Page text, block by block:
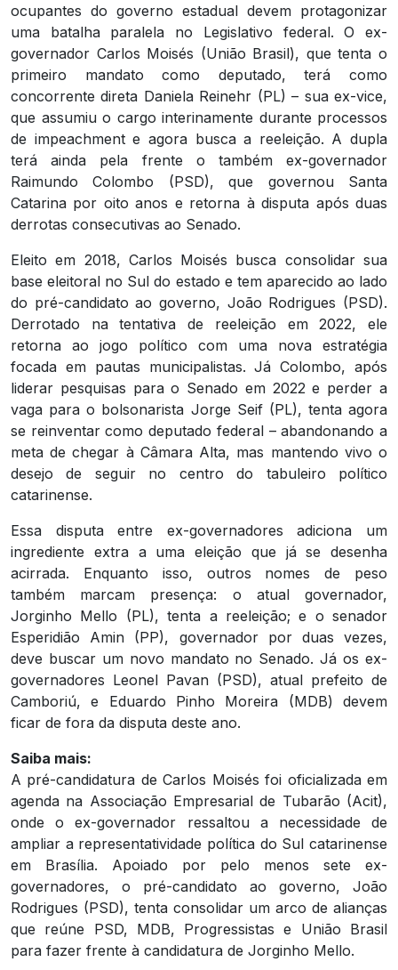
ocupantes do governo estadual devem protagonizar
uma batalha paralela no Legislativo federal. O ex-
governador Carlos Moisés (União Brasil), que tenta o
primeiro mandato como deputado, terá como
concorrente direta Daniela Reinehr (PL) – sua ex-vice,
que assumiu o cargo interinamente durante processos
de impeachment e agora busca a reeleição. A dupla
terá ainda pela frente o também ex-governador
Raimundo Colombo (PSD), que governou Santa
Catarina por oito anos e retorna à disputa após duas
derrotas consecutivas ao Senado.
Eleito em 2018, Carlos Moisés busca consolidar sua
base eleitoral no Sul do estado e tem aparecido ao lado
do pré-candidato ao governo, João Rodrigues (PSD).
Derrotado na tentativa de reeleição em 2022, ele
retorna ao jogo político com uma nova estratégia
focada em pautas municipalistas. Já Colombo, após
liderar pesquisas para o Senado em 2022 e perder a
vaga para o bolsonarista Jorge Seif (PL), tenta agora
se reinventar como deputado federal – abandonando a
meta de chegar à Câmara Alta, mas mantendo vivo o
desejo de seguir no centro do tabuleiro político
catarinense.
Essa disputa entre ex-governadores adiciona um
ingrediente extra a uma eleição que já se desenha
acirrada. Enquanto isso, outros nomes de peso
também marcam presença: o atual governador,
Jorginho Mello (PL), tenta a reeleição; e o senador
Esperidião Amin (PP), governador por duas vezes,
deve buscar um novo mandato no Senado. Já os ex-
governadores Leonel Pavan (PSD), atual prefeito de
Camboriú, e Eduardo Pinho Moreira (MDB) devem
ficar de fora da disputa deste ano.
Saiba mais:
A pré-candidatura de Carlos Moisés foi oficializada em
agenda na Associação Empresarial de Tubarão (Acit),
onde o ex-governador ressaltou a necessidade de
ampliar a representatividade política do Sul catarinense
em Brasília. Apoiado por pelo menos sete ex-
governadores, o pré-candidato ao governo, João
Rodrigues (PSD), tenta consolidar um arco de alianças
que reúne PSD, MDB, Progressistas e União Brasil
para fazer frente à candidatura de Jorginho Mello.